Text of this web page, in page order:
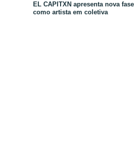
EL CAPITXN apresenta nova fase
como artista em coletiva